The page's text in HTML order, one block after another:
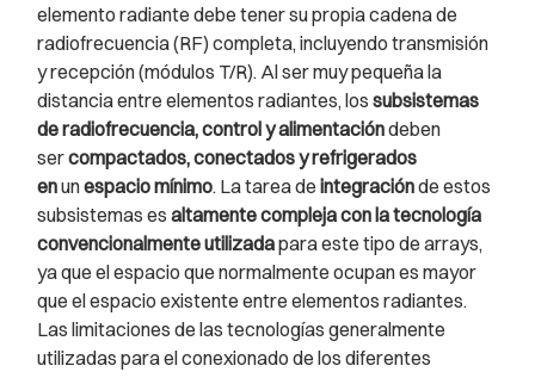
elemento radiante debe tener su propia cadena de
radiofrecuencia (RF) completa, incluyendo transmisión
y recepción (módulos T/R). Al ser muy pequeña la
distancia entre elementos radiantes, lossubsistemas
de radiofrecuencia, control y alimentacióndeben
sercompactados, conectados y refrigerados
enunespacio mínimo. La tarea deintegraciónde estos
subsistemas esaltamente compleja con la tecnología
convencionalmente utilizadapara este tipo de arrays,
ya que el espacio que normalmente ocupan es mayor
que el espacio existente entre elementos radiantes.
Las limitaciones de las tecnologías generalmente
utilizadas para el conexionado de los diferentes